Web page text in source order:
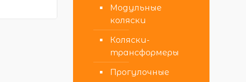
Модульные
коляски
Коляски-
трансформеры
Прогулочные